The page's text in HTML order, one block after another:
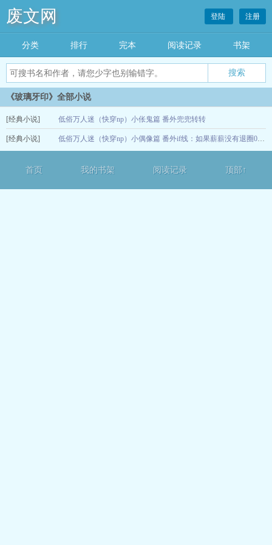
废文网 登陆 注册
分类 排行 完本 阅读记录 书架
《玻璃牙印》全部小说
[经典小说] 低俗万人迷（快穿np）小伥鬼篇 番外兜兜转转
12-15
[经典小说] 低俗万人迷（快穿np）小偶像篇 番外if线：如果薪薪没有退圈02 （h）
首页 我的书架 阅读记录 顶部↑